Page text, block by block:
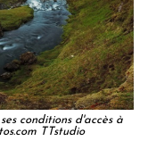
conditions d'accès à
TTstudio